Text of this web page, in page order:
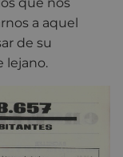
que nos
a aquel
de su
lejano.